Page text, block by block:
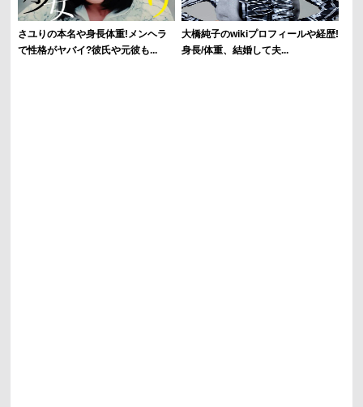
さユりの本名や身長体重!メンヘラ
で性格がヤバイ?彼氏や元彼も...
大橋純子のwikiプロフィールや経歴!
身長/体重、結婚して夫...